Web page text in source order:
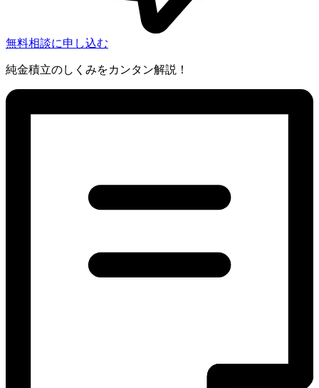
無料相談に申し込む
純金積立のしくみをカンタン解説！